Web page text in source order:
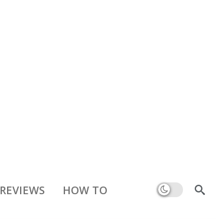
REVIEWS HOW TO Dark mode